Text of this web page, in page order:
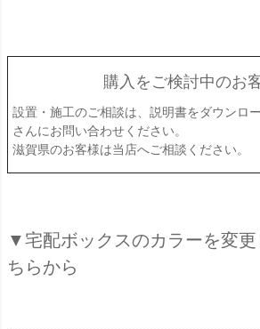
購入をご検討中のお
設置・施工のご相談は、説明書をダウンロ
さんにお問い合わせください。
滋賀県のお客様は当店へご相談ください。
▼宅配ボックスのカラーを変更
ちらから